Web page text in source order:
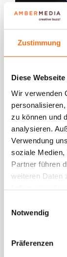
Zustimmung
Diese
Wir verwenden
zu können und
analysieren.
Verwendung
soziale Medien,
Partner führen
weiteren Daten
haben oder die
Notwendig
Präferenzen
eine Kombination
Bereit für die
helfen dir